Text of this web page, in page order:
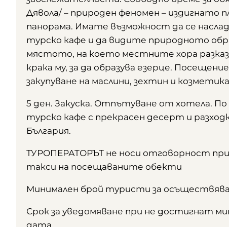
Дявола/ – природен феномен – издигнато
панорама. Имате възможност да се
турско кафе и да видите природното
мястото, на което местните хора
крака му, за да образува езерце.
закупуване на маслини, зехтин и
5 ден. Закуска. Отпътуване от хотела.
турско кафе с прекрасен десерт и
България.
ТУРОПЕРАТОРЪТ не носи отговорност
такси на посещаваните обекти
Минимален брой туристи за
Срок за уведомяване при не достигнат
дата